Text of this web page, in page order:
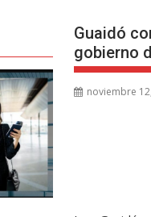
Guaidó
gobierno
noviembre